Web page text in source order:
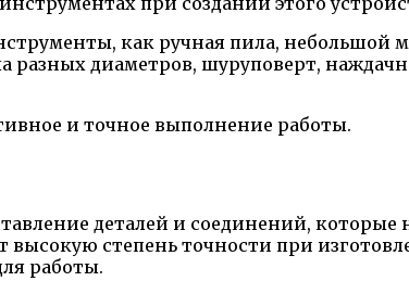
как ручная пила, небольшой
диаметров, шуруповерт,
и точное выполнение работы.
деталей и соединений,
высокую степень точности при
работы.